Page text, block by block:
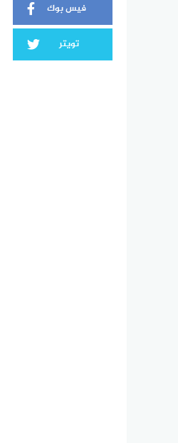
فيس بوك
تويتر